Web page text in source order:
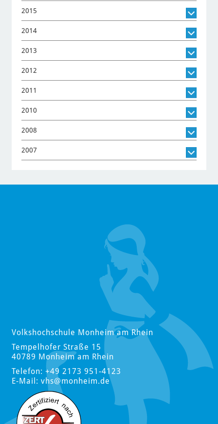
2015
2014
2013
2012
2011
2010
2008
2007
Volkshochschule Monheim am Rhein
Tempelhofer Straße 15
40789 Monheim am Rhein
Telefon: +49 2173 951-4123
E-Mail: vhs@monheim.de